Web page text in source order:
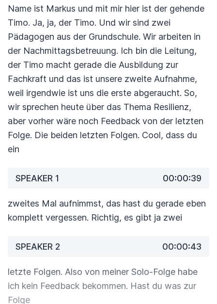
Name ist Markus und mit mir hier ist der gehende
Timo. Ja, ja, der Timo. Und wir sind zwei
Pädagogen aus der Grundschule. Wir arbeiten in
der Nachmittagsbetreuung. Ich bin die Leitung,
der Timo macht gerade die Ausbildung zur
Fachkraft und das ist unsere zweite Aufnahme,
weil irgendwie ist uns die erste abgeraucht. So,
wir sprechen heute über das Thema Resilienz,
aber vorher wäre noch Feedback von der letzten
Folge. Die beiden letzten Folgen. Cool, dass du
ein
SPEAKER 1 00:00:39
zweites Mal aufnimmst, das hast du gerade eben
komplett vergessen. Richtig, es gibt ja zwei
SPEAKER 2 00:00:43
letzte Folgen. Also von meiner Solo-Folge habe
ich kein Feedback bekommen. Hast du was zur
Folge